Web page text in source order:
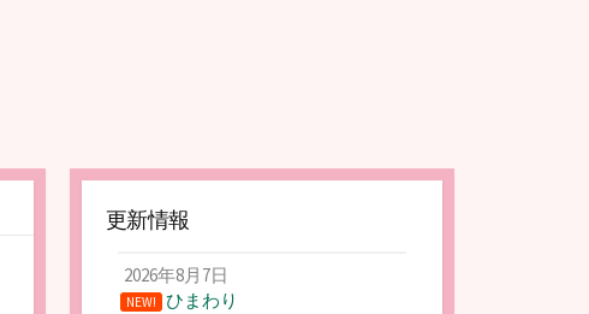
更新情報
2026年8月7日
NEW!
ひまわり